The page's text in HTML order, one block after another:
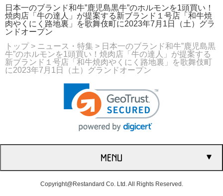
日本一のブランド和牛”鹿児島黒牛”のホルモンを1頭買い！
焼肉店「牛の達人」が提案する新ブランド１号店「和牛焼
肉やくにく路地裏」を歌舞伎町に2023年7月1日（土）グラ
ンドオープン
トップ> ニュース・特集 > 日本一のブランド和牛”鹿児島黒
牛”のホルモンを1頭買い！焼肉店「牛の達人」が提案する
新ブランド１号店「和牛焼肉やくにく路地裏」を歌舞伎町
に2023年7月1日（土）グランドオープン
MENU
会社概要
Copyright@Restandard Co. Ltd. All Rights Reserved.